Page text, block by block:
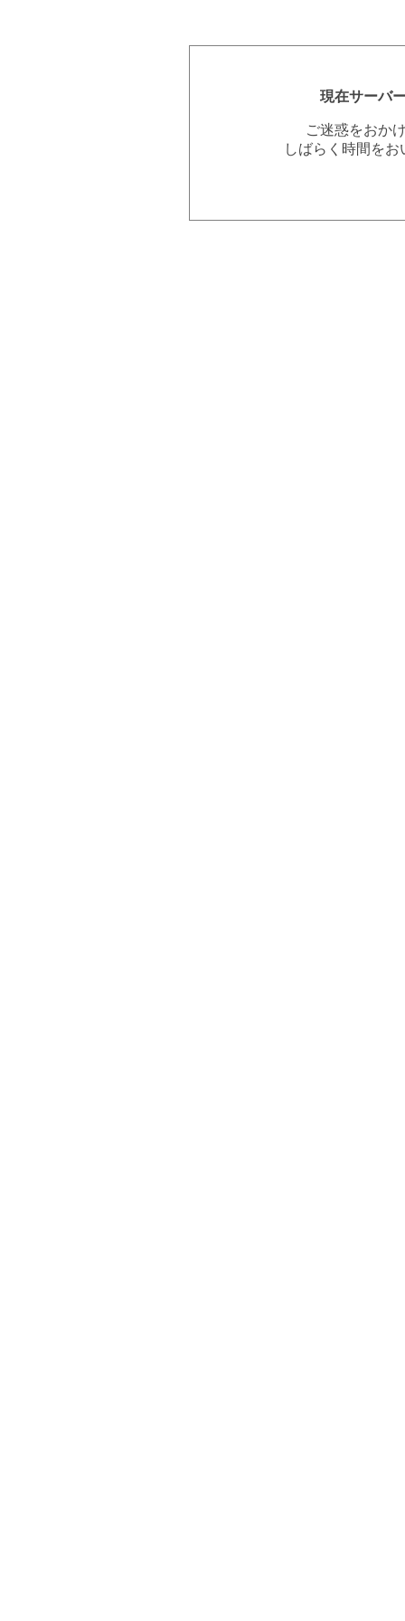
現在サーバ
ご迷惑をおか
しばらく時間を